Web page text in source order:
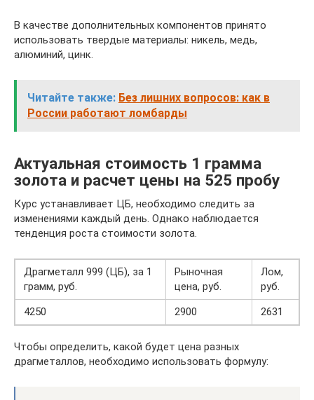
В качестве дополнительных компонентов принято
использовать твердые материалы: никель, медь,
алюминий, цинк.
Читайте также: Без лишних вопросов: как в
России работают ломбарды
Актуальная стоимость 1 грамма
золота и расчет цены на 525 пробу
Курс устанавливает ЦБ, необходимо следить за
изменениями каждый день. Однако наблюдается
тенденция роста стоимости золота.
Драгметалл 999 (ЦБ), за 1
грамм, руб.
Рыночная
цена, руб.
Лом,
руб.
4250
2900 2631
Чтобы определить, какой будет цена разных
драгметаллов, необходимо использовать формулу: